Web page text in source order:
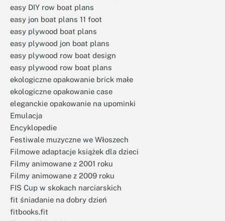
easy DIY row boat plans
easy jon boat plans 11 foot
easy plywood boat plans
easy plywood jon boat plans
easy plywood row boat design
easy plywood row boat plans
ekologiczne opakowanie brick małe
ekologiczne opakowanie case
eleganckie opakowanie na upominki
Emulacja
Encyklopedie
Festiwale muzyczne we Włoszech
Filmowe adaptacje książek dla dzieci
Filmy animowane z 2001 roku
Filmy animowane z 2009 roku
FIS Cup w skokach narciarskich
fit śniadanie na dobry dzień
fitbooks.fit